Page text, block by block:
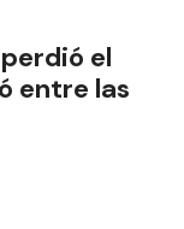
el
entre las